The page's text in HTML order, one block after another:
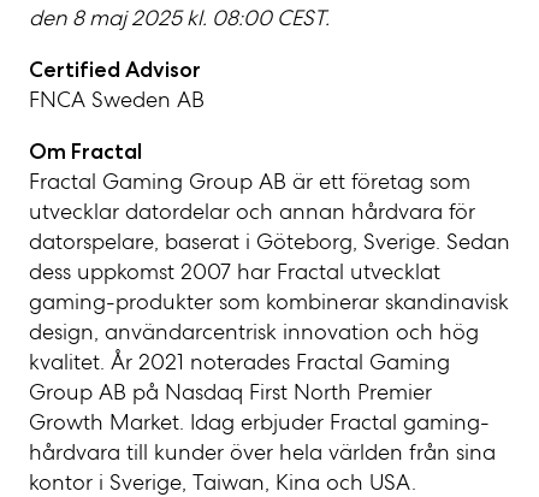
den 8 maj 2025 kl. 08:00 CEST.
Certified Advisor
FNCA Sweden AB
Om Fractal
Fractal Gaming Group AB är ett företag som
utvecklar datordelar och annan hårdvara för
datorspelare, baserat i Göteborg, Sverige. Sedan
dess uppkomst 2007 har Fractal utvecklat
gaming-produkter som kombinerar skandinavisk
design, användarcentrisk innovation och hög
kvalitet. År 2021 noterades Fractal Gaming
Group AB på Nasdaq First North Premier
Growth Market. Idag erbjuder Fractal gaming-
hårdvara till kunder över hela världen från sina
kontor i Sverige, Taiwan, Kina och USA.